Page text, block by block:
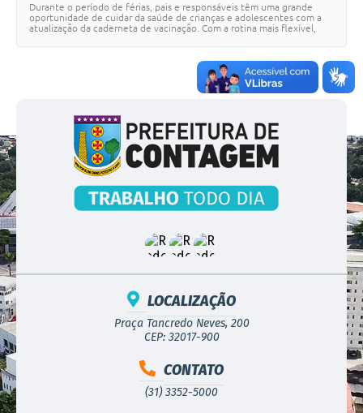
Durante o período de férias, pais e responsáveis têm uma grande
oportunidade de cuidar da saúde de crianças e adolescentes com a
atualização da caderneta de vacinação. Com a rotina mais flexível,
LOCALIZAÇÃO
Praça Tancredo Neves, 200
CEP: 32017-900
CONTATO
(31) 3352-5000